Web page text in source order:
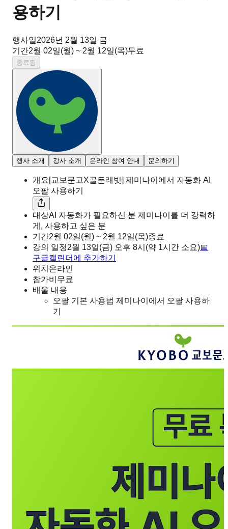
용하기
행사일2026년 2월 13일 금
기간2월 02일(월) ~ 2월 12일(목)무료
종료됨
행사 소개 강사 소개 온라인 참여 안내 문의하기
개요 [교보문고X골든래빗] 제미나이에서 자동화 AI
오팔 사용하기
대상AI 자동화가 필요하신 분 제미나이를 더 강력하
게, 사용하고 싶은 분
기간2월 02일(월) ~ 2월 12일(목)종료
강의 일정2월 13일(금) 오후 8시 (약 1시간 소요)📅
구글캘린더에 추가하기
위치 온라인
참가비 무료
배울 내용
오팔 기본 사용법 제미나이에서 오팔 사용하
기